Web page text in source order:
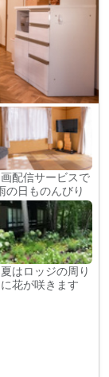
配信サービスで
の日ものんびり
はロッジの周り
に花が咲きます